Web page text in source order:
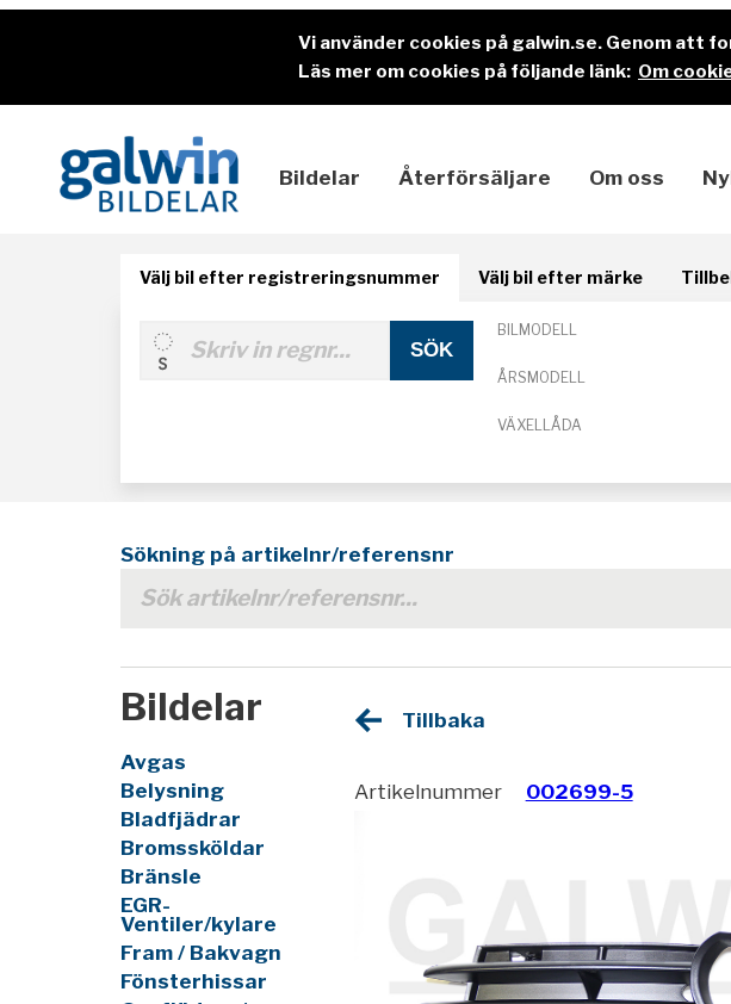
Vi använder cookies på galwin.se. Genom att
Läs mer om cookies på följande länk: Om
Bildelar Återförsäljare Om oss
Välj bil efter registreringsnummer Välj bil efter märke
BILMODELL
ÅRSMODELL
VÄXELLÅDA
Sökning på artikelnr/referensnr
Bildelar
Avgas
Belysning
Bladfjädrar
Bromssköldar
Bränsle
EGR-
Ventiler/kylare
Fram / Bakvagn
Fönsterhissar
Tillbaka
Artikelnummer 002699-5